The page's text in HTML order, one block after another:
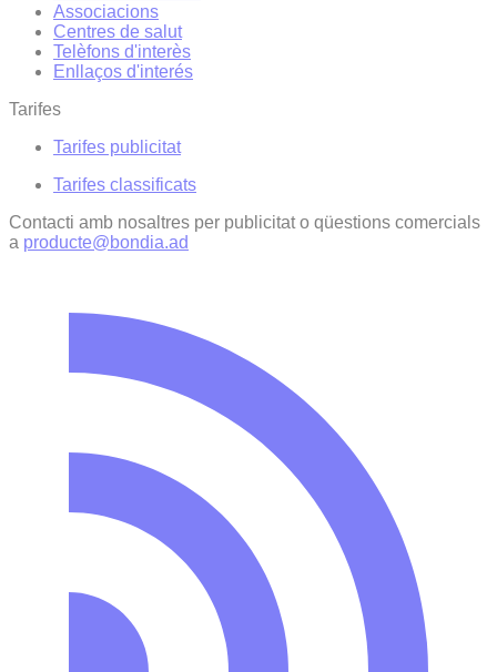
Associacions
Centres de salut
Telèfons d'interès
Enllaços d'interés
Tarifes
Tarifes publicitat
Tarifes classificats
Contacti amb nosaltres per publicitat o qüestions comercials
a producte@bondia.ad